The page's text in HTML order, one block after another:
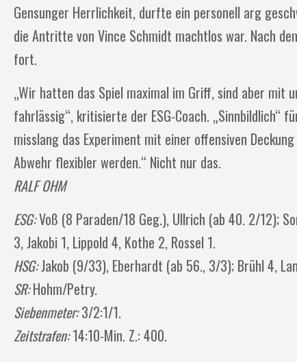
Gensunger Herrlichkeit, durfte ein personell arg
die Antritte von Vince Schmidt machtlos war. Nach
fort.
„Wir hatten das Spiel maximal im Griff, sind aber mit
fahrlässig“, kritisierte der ESG-Coach. „Sinnbildlich“
misslang das Experiment mit einer offensiven
Abwehr flexibler werden.“ Nicht nur das.
RALF OHM
ESG:Voß (8 Paraden/18 Geg.), Ullrich (ab 40. 2/12);
3, Jakobi 1, Lippold 4, Kothe 2, Rossel 1.
HSG:Jakob (9/33), Eberhardt (ab 56., 3/3); Brühl 4,
SR:Hohm/Petry.
Siebenmeter:3/2:1/1.
Zeitstrafen:14:10-Min. Z.: 400.